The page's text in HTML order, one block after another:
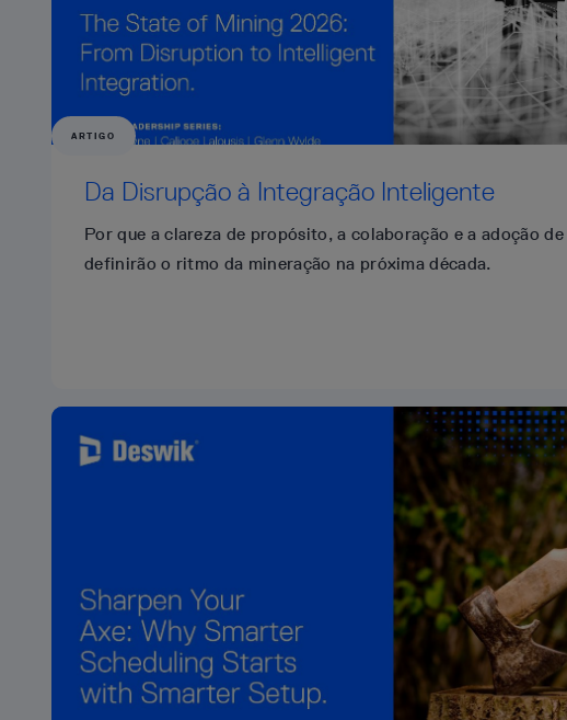
ARTIGO
Da Disrupção à Integração Inteligente
Por que a clareza de propósito, a colaboração e a adoção
definirão o ritmo da mineração na próxima década.